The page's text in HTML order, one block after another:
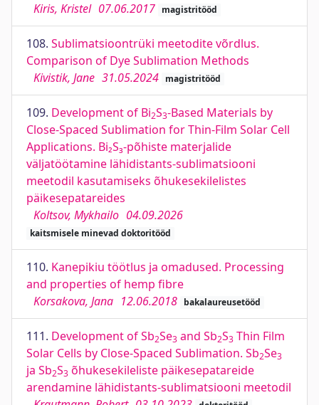
Kiris, Kristel 07.06.2017 magistritööd
108. Sublimatsioontrüki meetodite võrdlus.
Comparison of Dye Sublimation Methods
Kivistik, Jane 31.05.2024 magistritööd
109. Development of Bi2S3-Based Materials by
Close-Spaced Sublimation for Thin-Film Solar Cell
Applications. Bi₂S₃-põhiste materjalide
väljatöötamine lähidistants-sublimatsiooni
meetodil kasutamiseks õhukesekilelistes
päikesepatareides
Koltsov, Mykhailo 04.09.2026
kaitsmisele minevad doktoritööd
110. Kanepikiu töötlus ja omadused. Processing
and properties of hemp fibre
Korsakova, Jana 12.06.2018 bakalaureusetööd
111. Development of Sb2Se3 and Sb2S3 Thin Film
Solar Cells by Close-Spaced Sublimation. Sb2Se3
ja Sb2S3 õhukesekileliste päikesepatareide
arendamine lähidistants-sublimatsiooni meetodil